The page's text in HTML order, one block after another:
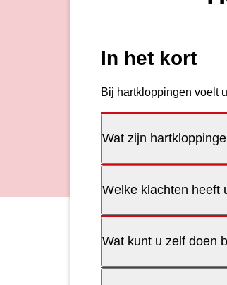
In het kort
Bij hartkloppingen voelt
Wat zijn
Welke klachten heeft
Wat kunt u zelf doen